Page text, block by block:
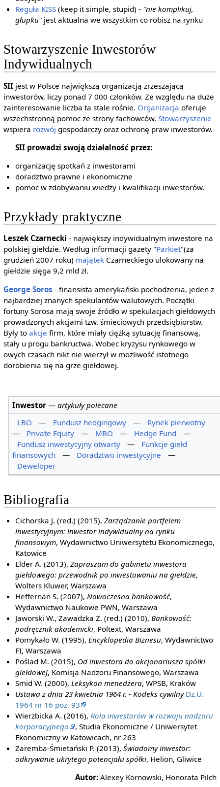
Reguła KISS (keep it simple, stupid) - "nie komplikuj,
głupku" jest aktualna we wszystkim co robisz na rynku
Stowarzyszenie Inwestorów
Indywidualnych
SIIjest w Polsce największą organizacją zrzeszającą
inwestorów, liczy ponad 7 000 członków. Ze względu na duże
zainteresowanie liczba ta stale rośnie. Organizacja oferuje
wszechstronną pomoc ze strony fachowców. Stowarzyszenie
wspiera rozwój gospodarczy oraz ochronę praw inwestorów.
SII prowadzi swoją działalność przez:
organizację spotkań z inwestorami
doradztwo prawne i ekonomiczne
pomoc w zdobywaniu wiedzy i kwalifikacji inwestorów.
Przykłady praktyczne
Leszek Czarnecki - największy indywidualnym inwestore na
polskiej giełdzie. Według informacji gazety "Parkiet"(za
grudzień 2007 roku) majątekCzarneckiego ulokowany na
giełdzie sięga 9,2 mld zł.
George Soros - finansista amerykański pochodzenia, jeden z
najbardziej znanych spekulantów walutowych. Początki
fortuny Sorosa mają swoje źródło w spekulacjach giełdowych
prowadzonych akcjami tzw. śmieciowych przedsiębiorstw.
Były to akcje firm, które miały ciężką sytuację finansową,
stały u progu bankructwa. Wobec kryzysu rynkowego w
owych czasach nikt nie wierzył w możliwość istotnego
dorobienia się na grze giełdowej.
Inwestor —artykuły polecane
LBO
— Fundusz hedgingowy —
Rynek pierwotny
—
Private Equity — MBO — Hedge Fund
—
Fundusz inwestycyjny otwarty
—
Funkcje giełd
finansowych
— Doradztwo inwestycyjne
—
Deweloper
Bibliografia
Cichorska J. (red.) (2015),Zarządzanie portfelem
inwestycyjnym: inwestor indywidualny na rynku
finansowym, Wydawnictwo Uniwersytetu Ekonomicznego,
Katowice
Elder A. (2013),Zapraszam do gabinetu inwestora
giełdowego: przewodnik po inwestowaniu na giełdzie,
Wolters Kluwer, Warszawa
Heffernan S. (2007), Nowoczesna bankowość,
Wydawnictwo Naukowe PWN, Warszawa
Jaworski W., Zawadzka Z. (red.) (2010), Bankowość:
podręcznik akademicki, Poltext, Warszawa
Pomykało W. (1995), Encyklopedia Biznesu, Wydawnictwo
FI, Warszawa
Poślad M. (2015), Od inwestora do akcjonariusza spółki
giełdowej, Komisja Nadzoru Finansowego, Warszawa
Smid W. (2000), Leksykon menedżera, WPSB, Kraków
Ustawa z dnia 23 kwietnia 1964 r. - Kodeks cywilny Dz.U.
1964 nr 16 poz. 93
Wierzbicka A. (2016), Rola inwestorów w rozwoju nadzoru
korporacyjnego
, Studia Ekonomiczne / Uniwersytet
Ekonomiczny w Katowicach, nr 263
Zaremba-Śmietański P. (2013),Świadomy inwestor:
odkrywanie ukrytego potencjału spółki, Helion, Gliwice
Autor: Alexey Kornowski, Honorata Pilch